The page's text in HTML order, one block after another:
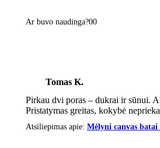
Ar buvo naudinga?00
Tomas K.
Pirkau dvi poras – dukrai ir sūnui.
Pristatymas greitas, kokybė
Atsiliepimas apie: Mėlyni canvas batai